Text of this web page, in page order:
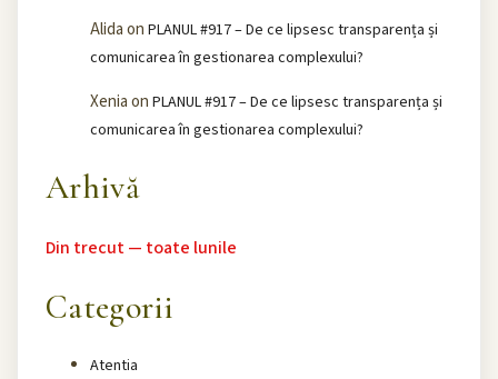
Alidaon PLANUL #917 – De ce lipsesc transparența și
comunicarea în gestionarea complexului?
Xeniaon PLANUL #917 – De ce lipsesc transparența și
comunicarea în gestionarea complexului?
Arhivă
Din trecut — toate lunile
Categorii
Atentia